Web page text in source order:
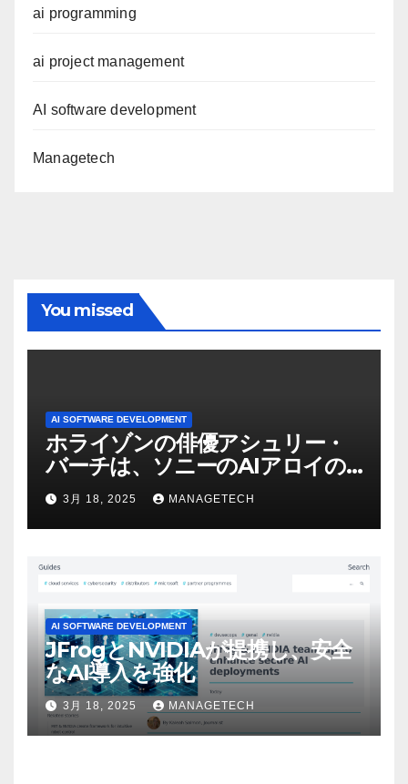
ai programming
ai project management
AI software development
Managetech
You missed
AI SOFTWARE DEVELOPMENT
ホライゾンの俳優アシュリー・
バーチは、ソニーのAIアロイの
ビデオを見て「ゲームパフォー
マンスという芸術形式に不安を
感じた」と語る – IGN
3月 18, 2025 MANAGETECH
AI SOFTWARE DEVELOPMENT
JFrogとNVIDIAが提携し、安全
なAI導入を強化
3月 18, 2025 MANAGETECH